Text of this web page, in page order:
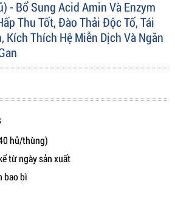
- Bổ Sung Acid Amin Và Enzym
Thu Tốt, Đào Thải Độc Tố, Tái
Kích Thích Hệ Miễn Dịch Và Ngăn
hủ/thùng)
từ ngày sản xuất
bao bì